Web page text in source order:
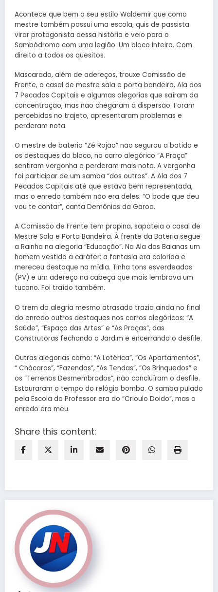
Acontece que bem a seu estilo Waldemir que como
mestre também possui uma escola, quis de passista
virar protagonista dessa história e veio para o
Sambódromo com uma legião. Um bloco inteiro. Com
direito a todos os quesitos.
Mascarado, além de adereços, trouxe Comissão de
Frente, o casal de mestre sala e porta bandeira, Ala dos
7 Pecados Capitais e algumas alegorias que saíram da
concentração, mas não chegaram à dispersão. Foram
percebidas no trajeto, apresentaram problemas e
perderam nota.
O mestre de bateria “Zé Rojão” não segurou a batida e
os destaques do bloco, no carro alegórico “A Praça”
sentiram vergonha e perderam mais nota. A vergonha
foi participar de um samba “dos outros”. A Ala dos 7
Pecados Capitais até que estava bem representada,
mas o enredo também não era deles. “O bode que deu
vou te contar”, canta Demônios da Garoa.
A Comissão de Frente tem propina, sapateia o casal de
Mestre Sala e Porta Bandeira. À frente da Bateria segue
a Rainha na alegoria “Educação”. Na Ala das Baianas um
homem vestido a caráter: a fantasia era colorida e
mereceu destaque na mídia. Tinha tons esverdeados
(PV) e um adereço na cabeça que mais lembrava um
tucano. Foi traído também.
O trem da alegria mesmo atrasado trazia ainda no final
do enredo outros destaques nos carros alegóricos: “A
Saúde”, “Espaço das Artes” e “As Praças”, das
Construtoras fechando o Jardim e encerrando o desfile.
Outras alegorias como: “A Lotérica”, “Os Apartamentos”,
“ Chácaras”, “Fazendas”, “As Tendas”, “Os Brinquedos” e
os “Terrenos Desmembrados”, não concluíram o desfile.
Estouraram o tempo do relógio bomba. O samba pulado
pela Escola do Professor era do “Crioulo Doido”, mas o
enredo era meu.
Share this content: